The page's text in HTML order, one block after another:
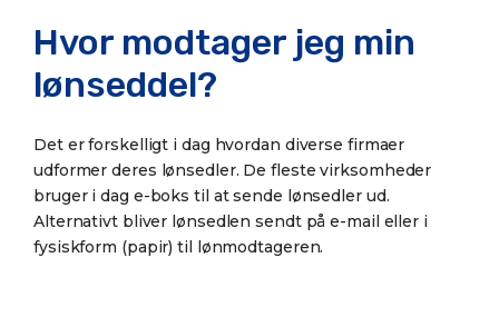
Hvor modtager jeg min
lønseddel?
Det er forskelligt i dag hvordan diverse firmaer
udformer deres lønsedler. De fleste virksomheder
bruger i dag e-boks til at sende lønsedler ud.
Alternativt bliver lønsedlen sendt på e-mail eller i
fysiskform (papir) til lønmodtageren.